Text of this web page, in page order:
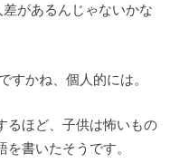
があるんじゃないかな
ですかね、個人的には。
るほど、子供は怖いもの
書いたそうです。